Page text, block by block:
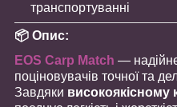
транспортуванні
📦 Опис:
EOS Carp Match —
поціновувачів точної та
Завдяки високоякісному